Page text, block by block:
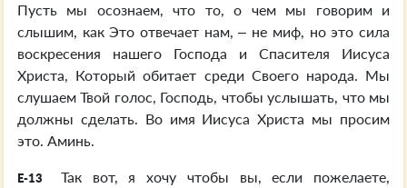
Пусть мы осознаем, что то, о чем мы говорим и
слышим, как Это отвечает нам, – не миф, но это сила
воскресения нашего Господа и Спасителя Иисуса
Христа, Который обитает среди Своего народа. Мы
слушаем Твой голос, Господь, чтобы услышать, что мы
должны сделать. Во имя Иисуса Христа мы просим
это. Аминь.
E-13
Так вот, я хочу чтобы вы, если пожелаете,